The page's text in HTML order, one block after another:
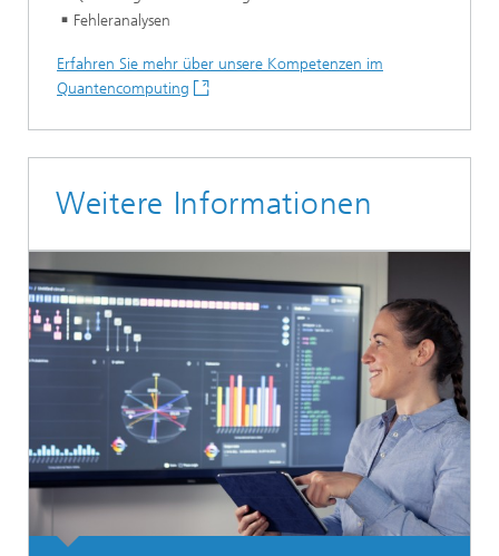
Fehleranalysen
Erfahren Sie mehr über unsere Kompetenzen im
Quantencomputing
Weitere Informationen